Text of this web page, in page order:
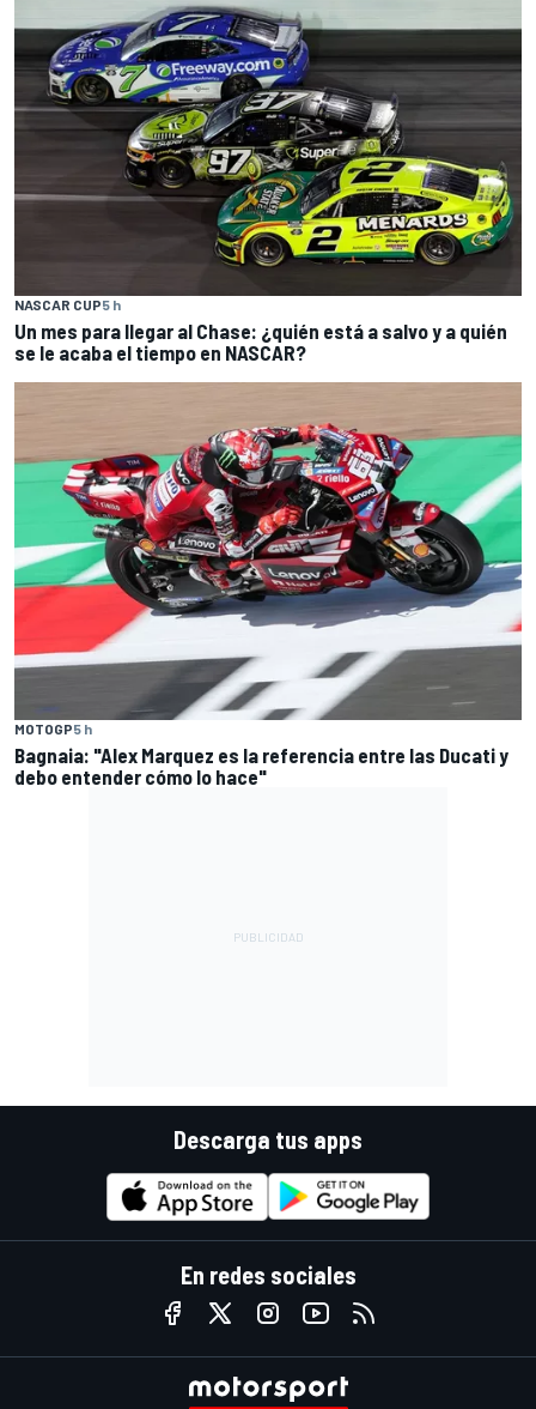
NASCAR CUP5 h
Un mes para llegar al Chase: ¿quién está a salvo y a quién
se le acaba el tiempo en NASCAR?
MOTOGP5 h
Bagnaia: "Alex Marquez es la referencia entre las Ducati y
debo entender cómo lo hace"
Descarga tus apps
En redes sociales